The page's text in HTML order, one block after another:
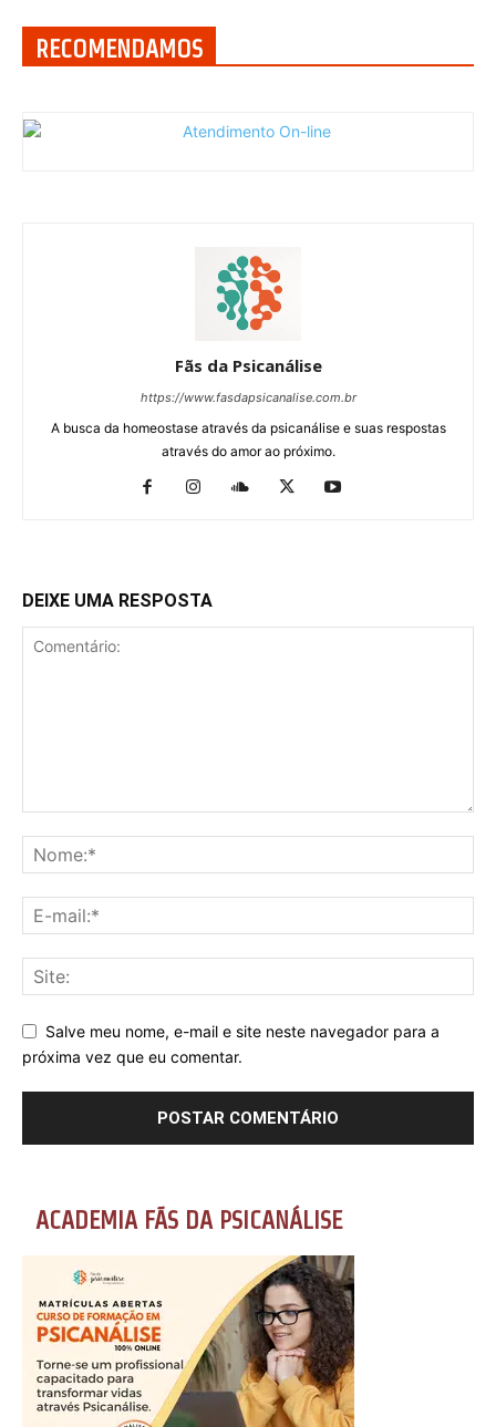
RECOMENDAMOS
Fãs da Psicanálise
https://www.fasdapsicanalise.com.br
A busca da homeostase através da psicanálise e suas respostas
através do amor ao próximo.
DEIXE UMA RESPOSTA
Salve meu nome, e-mail e site neste navegador para a
próxima vez que eu comentar.
ACADEMIA FÃS DA PSICANÁLISE